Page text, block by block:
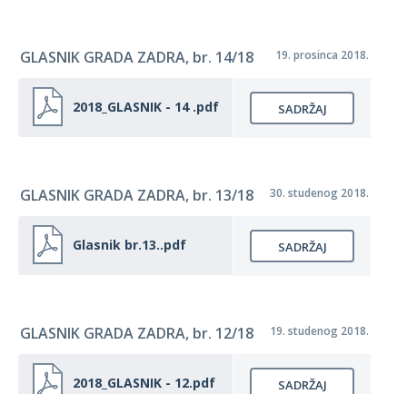
GLASNIK GRADA ZADRA, br. 14/18 19. prosinca 2018.
2018_GLASNIK - 14 .pdf SADRŽAJ
GLASNIK GRADA ZADRA, br. 13/18 30. studenog 2018.
Glasnik br.13..pdf SADRŽAJ
GLASNIK GRADA ZADRA, br. 12/18 19. studenog 2018.
2018_GLASNIK - 12.pdf SADRŽAJ